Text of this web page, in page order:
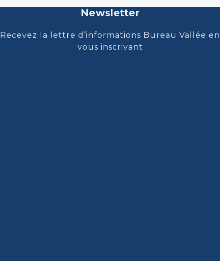
Newsletter
Recevez la lettre d’informations Bureau Vallée en
vous inscrivant